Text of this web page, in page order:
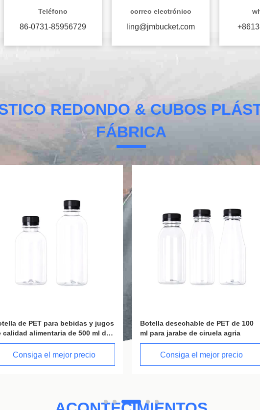
Teléfono
86-0731-85956729
correo electrónico
ling@jmbucket.com
REDONDO & CUBOS
FÁBRICA
Botella desechable de PET de 100
ml para jarabe de ciruela agria
Consiga el mejor precio
Botellas de jugo
desechables de
de 200 ¥ 500 ml
Consiga el